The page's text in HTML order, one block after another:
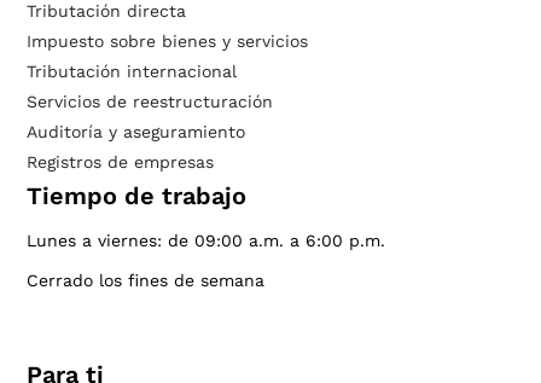
Tributación directa
Impuesto sobre bienes y servicios
Tributación internacional
Servicios de reestructuración
Auditoría y aseguramiento
Registros de empresas
Tiempo de trabajo
Lunes a viernes: de 09:00 a.m. a 6:00 p.m.
Cerrado los fines de semana
Para ti